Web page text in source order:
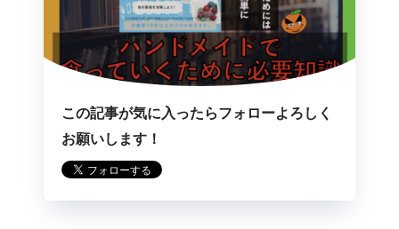
この記事が気に入ったらフォローよろしく
お願いします！